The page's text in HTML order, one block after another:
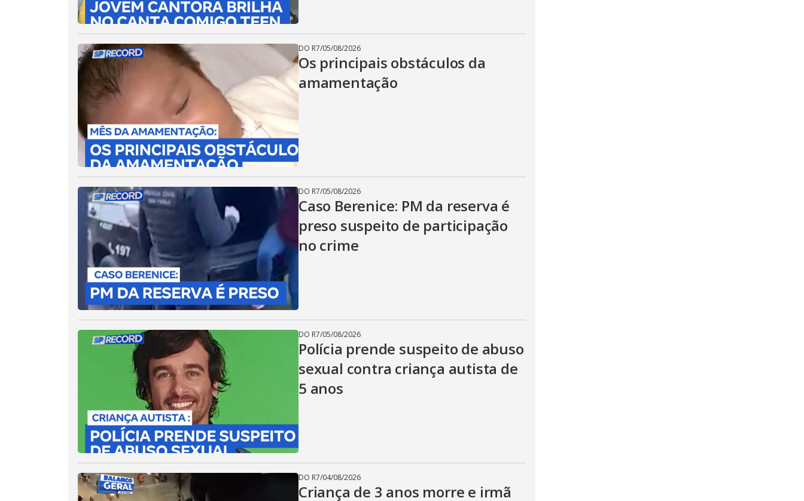
DO R7/05/08/2026
Os principais obstáculos da
amamentação
DO R7/05/08/2026
Caso Berenice: PM da reserva é
preso suspeito de participação
no crime
DO R7/05/08/2026
Polícia prende suspeito de abuso
sexual contra criança autista de
5 anos
DO R7/04/08/2026
Criança de 3 anos morre e irmã